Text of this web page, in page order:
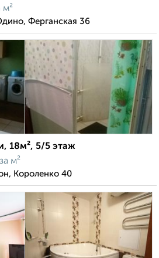
м²
Ферганская 36
18м², 5/5 этаж
за м²
Короленко 40